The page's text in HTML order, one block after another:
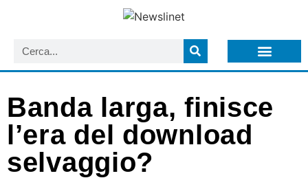
Banda larga, finisce
l’era del download
selvaggio?